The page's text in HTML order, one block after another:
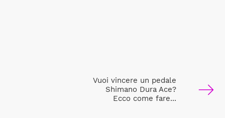
Vuoi vincere un pedale
Shimano Dura Ace?
Ecco come fare...